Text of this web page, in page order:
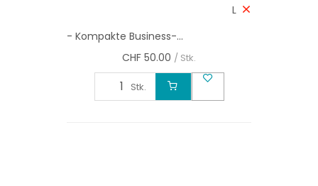
L
- Kompakte Business-...
CHF 50.00 / Stk.
Stk.